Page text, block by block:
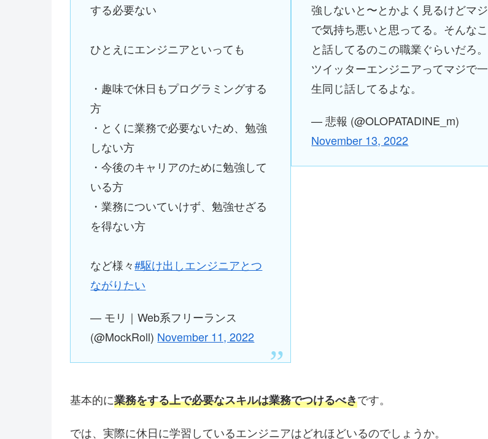
する必要ない
ひとえにエンジニアといっても
・趣味で休日もプログラミングする
方
・とくに業務で必要ないため、勉強
しない方
・今後のキャリアのために勉強して
いる方
・業務についていけず、勉強せざる
を得ない方
など様々#駆け出しエンジニアとつ
ながりたい
— モリ｜Web系フリーランス
(@MockRoll) November 11, 2022
強しないと〜とかよく見るけどマジ
で気持ち悪いと思ってる。そんなこ
と話してるのこの職業ぐらいだろ。
ツイッターエンジニアってマジで一
生同じ話してるよな。
— 悲報 (@OLOPATADINE_m)
November 13, 2022
基本的に業務をする上で必要なスキルは業務でつけるべきです。
では、実際に休日に学習しているエンジニアはどれほどいるのでしょうか。